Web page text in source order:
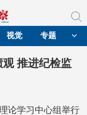
视觉 专题
推进纪检监
论学习中心组举行